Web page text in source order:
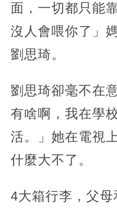
面，一切都只能
沒人會喂你了」
劉思琦。
劉思琦卻毫不在
有啥啊，我在學
活。」她在電視
什麼大不了。
4大箱行李，父